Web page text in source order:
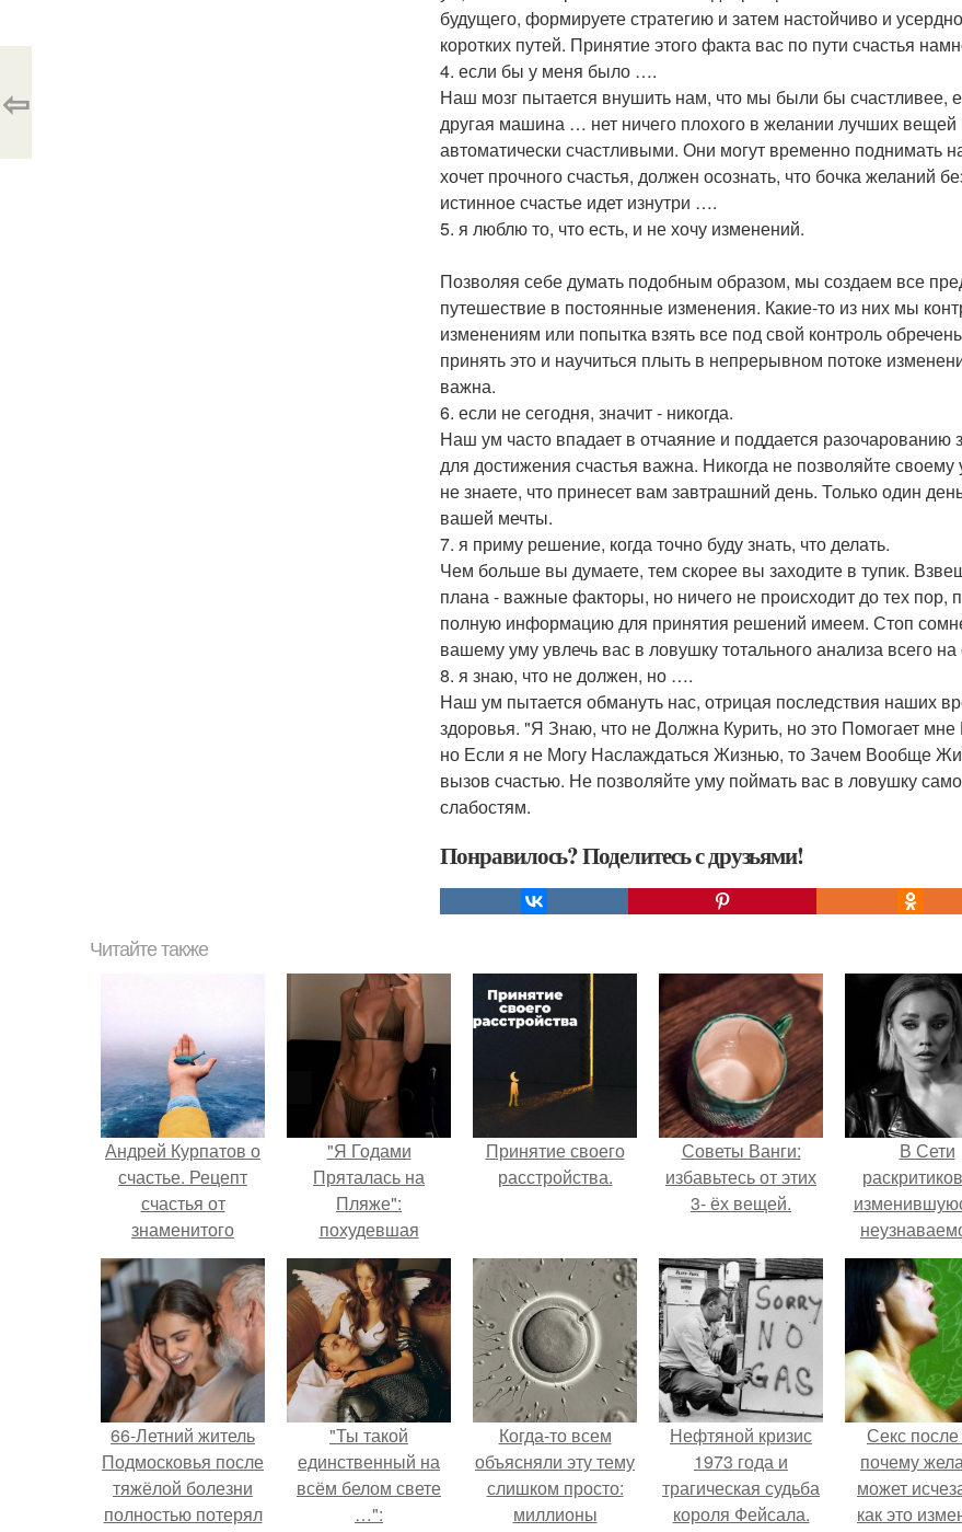
будущего, формируете стратегию и затем настойчиво и
коротких путей. Принятие этого факта вас по пути счастья
4. если бы у меня было ….
Наш мозг пытается внушить нам, что мы были бы счастливее,
другая машина … нет ничего плохого в желании лучших вещей
автоматически счастливыми. Они могут временно поднимать
хочет прочного счастья, должен осознать, что бочка желаний
истинное счастье идет изнутри ….
5. я люблю то, что есть, и не хочу изменений.
Позволяя себе думать подобным образом, мы создаем все
путешествие в постоянные изменения. Какие-то из них мы
изменениям или попытка взять все под свой контроль
принять это и научиться плыть в непрерывном потоке
важна.
6. если не сегодня, значит - никогда.
Наш ум часто впадает в отчаяние и поддается разочарованию
для достижения счастья важна. Никогда не позволяйте
не знаете, что принесет вам завтрашний день. Только один
вашей мечты.
7. я приму решение, когда точно буду знать, что делать.
Чем больше вы думаете, тем скорее вы заходите в тупик.
плана - важные факторы, но ничего не происходит до тех
полную информацию для принятия решений имеем. Стоп
вашему уму увлечь вас в ловушку тотального анализа всего на
8. я знаю, что не должен, но ….
Наш ум пытается обмануть нас, отрицая последствия наших
здоровья. "Я Знаю, что не Должна Курить, но это Помогает
но Если я не Могу Наслаждаться Жизнью, то Зачем Вообще
вызов счастью. Не позволяйте уму поймать вас в ловушку
слабостям.
Понравилось? Поделитесь с друзьями!
⇦
Читайте также
Андрей Курпатов о
счастье. Рецепт
счастья от
знаменитого
доктора Андрея
Курпатова.
"Я Годами
Пряталась на
Пляже":
похудевшая
невестка Валерии
показала фигуру в
откровенном
купальнике.
Принятие своего
расстройства.
Советы Ванги:
избавьтесь от этих
3- ёх вещей.
В Сети
Марину
66-Летний житель
Подмосковья после
тяжёлой болезни
полностью потерял
"Ты такой
единственный на
всём белом свете
…":
Когда-то всем
объясняли эту тему
слишком просто:
миллионы
Нефтяной кризис
1973 года и
трагическая судьба
короля Фейсала.
Секс
почему
может
как это